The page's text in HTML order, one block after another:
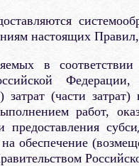
настоящих
в
затрат (части
работ,
предоставления
обеспечение